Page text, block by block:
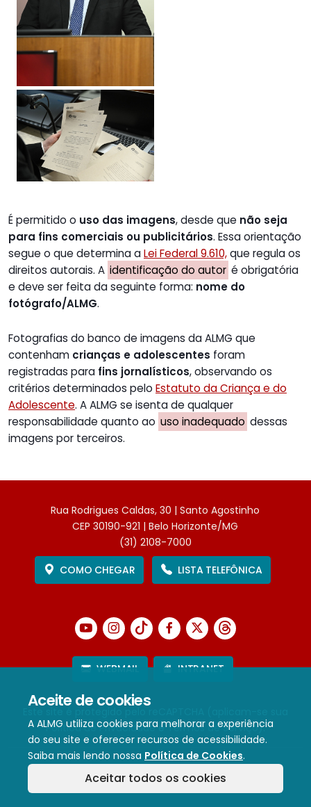
Aceite de cookies
A ALMG utiliza cookies para melhorar a experiência
do seu site e oferecer recursos de acessibilidade.
Saiba mais lendo nossa Política de Cookies.
Aceitar todos os cookies
É permitido o uso das imagens, desde que não seja
para fins comerciais ou publicitários. Essa orientação
segue o que determina aLei Federal 9.610,que regula os
direitos autorais. A identificação do autor é obrigatória
e deve ser feita da seguinte forma: nome do
fotógrafo/ALMG.
Fotografias do banco de imagens da ALMG que
contenham crianças e adolescentes foram
registradas para fins jornalísticos, observando os
critérios determinados pelo Estatuto da Criança e do
Adolescente. A ALMG se isenta de qualquer
responsabilidade quanto ao uso inadequado dessas
imagens por terceiros.
Rua Rodrigues Caldas, 30 | Santo Agostinho
CEP 30190-921 | Belo Horizonte/MG
(31) 2108-7000
COMO CHEGAR
LISTA TELEFÔNICA
WEBMAIL INTRANET
Política de PrivacidadeeTermos de Serviço).
Política de cookies